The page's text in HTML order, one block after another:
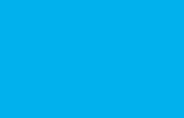
Group tilldelas